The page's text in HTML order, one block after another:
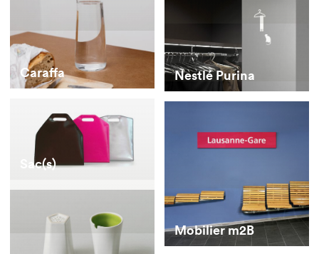
Caraffa Nestlé Purina
Sac(s)
Mobilier m2B